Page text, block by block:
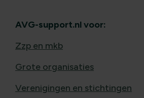
AVG-support.nl voor:
Zzp en mkb
Grote organisaties
Verenigingen en stichtingen